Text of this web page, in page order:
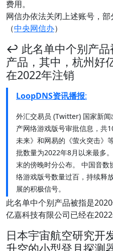
费用。
网信办依法关闭上述账号，部
（中央网信办）
↩️ 此名单中个别产品
产品，其中，杭州好
在2022年注销
LoopDNS资讯播报:
外汇交易员 (Twitter) 国家新
产网络游戏版号审批信息，共
未来》和网易的《萤火突击》
批数量为2022年8月以来最多
末的傍晚时分公布。 中国音
络游戏版号数量过百，持续释
展的积极信号。
此名单中个别产品被指是
亿嘉科技有限公司已经在
日本宇宙航空研究开